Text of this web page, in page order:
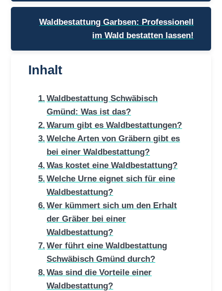
Waldbestattung Garbsen: Professionell
im Wald bestatten lassen!
Inhalt
Waldbestattung Schwäbisch
Gmünd: Was ist das?
Warum gibt es Waldbestattungen?
Welche Arten von Gräbern gibt es
bei einer Waldbestattung?
Was kostet eine Waldbestattung?
Welche Urne eignet sich für eine
Waldbestattung?
Wer kümmert sich um den Erhalt
der Gräber bei einer
Waldbestattung?
Wer führt eine Waldbestattung
Schwäbisch Gmünd durch?
Was sind die Vorteile einer
Waldbestattung?